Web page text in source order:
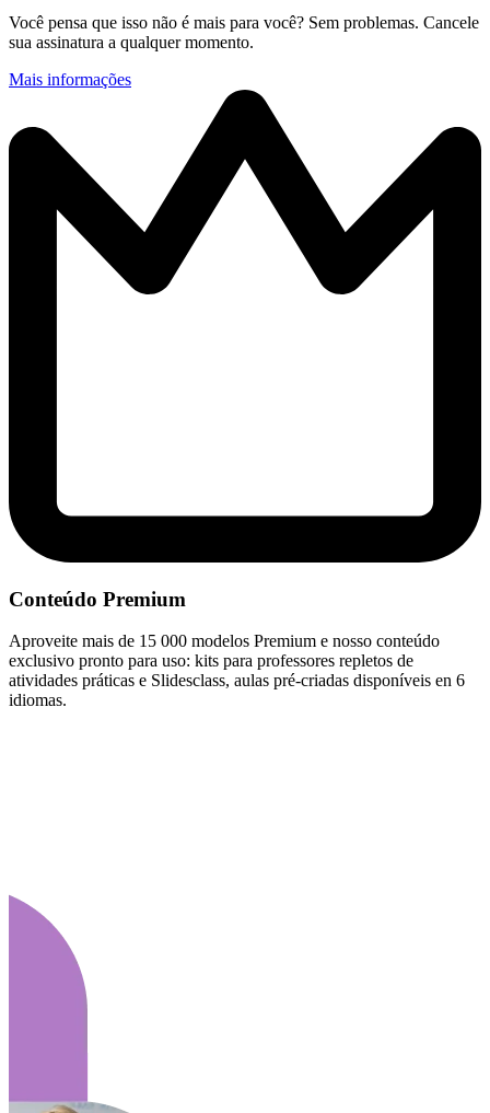
Você pensa que isso não é mais para você? Sem problemas. Cancele
sua assinatura a qualquer momento.
Mais informações
Conteúdo Premium
Aproveite mais de 15 000 modelos Premium e nosso conteúdo
exclusivo pronto para uso: kits para professores repletos de
atividades práticas e Slidesclass, aulas pré-criadas disponíveis en 6
idiomas.